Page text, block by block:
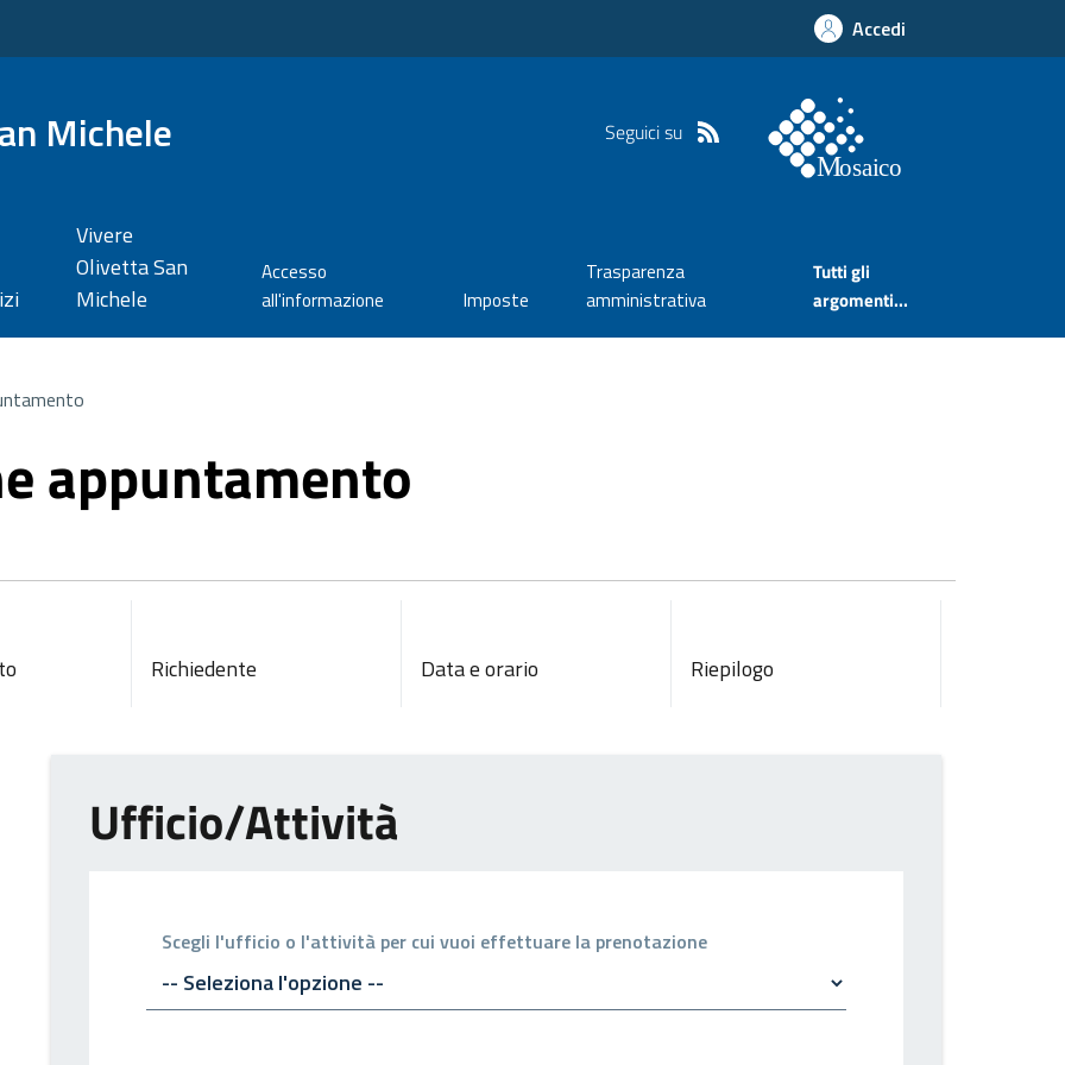
Accedi
Michele Seguici su
Vivere
Olivetta San
Michele
Accesso
all'informazione
Imposte
Trasparenza
amministrativa
Tutti gli
argomenti...
appuntamento
Richiedente Data e orario Riepilogo
Ufficio/Attività
Scegli l'ufficio o l'attività per cui vuoi effettuare la prenotazione